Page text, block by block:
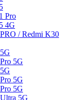
Pro
4G
/ Redmi K30
5G
5G
5G
5G